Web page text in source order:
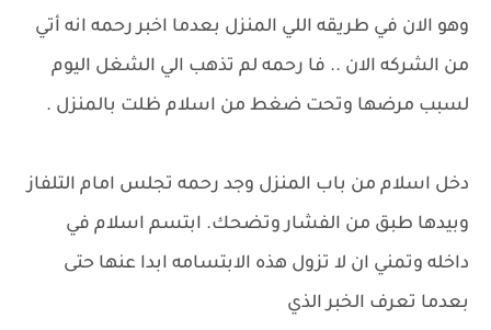
وهو الان في طريقه اللي المنزل بعدما اخبر رحمه انه أتي
من الشركه الان .. فا رحمه لم تذهب الي الشغل اليوم
لسبب مرضها وتحت ضغط من اسلام ظلت بالمنزل .
دخل اسلام من باب المنزل وجد رحمه تجلس امام التلفاز
وبيدها طبق من الفشار وتضحك. ابتسم اسلام في
داخله وتمني ان لا تزول هذه الابتسامه ابدا عنها حتى
بعدما تعرف الخبر الذي